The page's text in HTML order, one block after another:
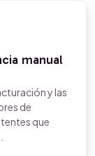
manual
y las
de
que